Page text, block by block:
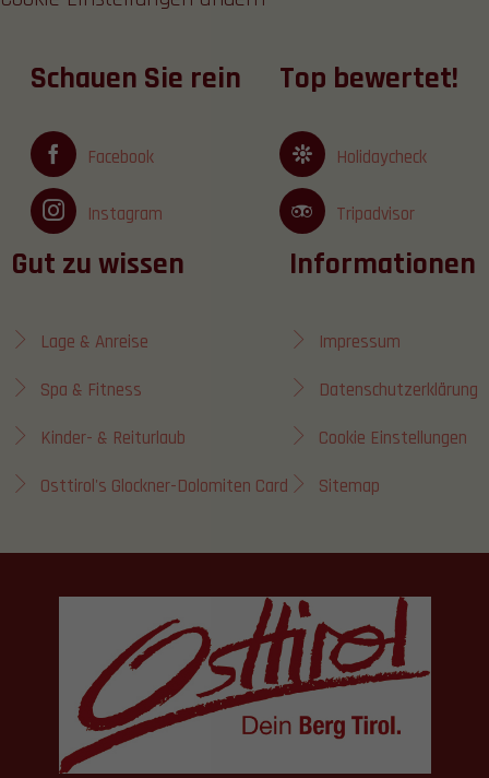
Schauen Sie rein
Facebook
Instagram
Top bewertet!
Holidaycheck
Tripadvisor
Gut zu wissen
Lage & Anreise
Spa & Fitness
Kinder- & Reiturlaub
Osttirol's Glockner-Dolomiten Card
Informationen
Impressum
Datenschutzerklärung
Cookie Einstellungen
Sitemap